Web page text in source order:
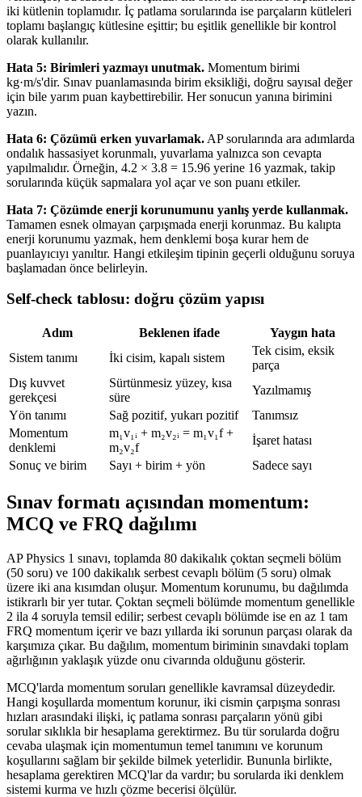
iki kütlenin toplamıdır. İç patlama sorularında ise parçaların kütleleri
toplamı başlangıç kütlesine eşittir; bu eşitlik genellikle bir kontrol
olarak kullanılır.
Hata 5: Birimleri yazmayı unutmak. Momentum birimi
kg·m/s'dir. Sınav puanlamasında birim eksikliği, doğru sayısal değer
için bile yarım puan kaybettirebilir. Her sonucun yanına birimini
yazın.
Hata 6: Çözümü erken yuvarlamak. AP sorularında ara adımlarda
ondalık hassasiyet korunmalı, yuvarlama yalnızca son cevapta
yapılmalıdır. Örneğin, 4.2 × 3.8 = 15.96 yerine 16 yazmak, takip
sorularında küçük sapmalara yol açar ve son puanı etkiler.
Hata 7: Çözümde enerji korunumunu yanlış yerde kullanmak.
Tamamen esnek olmayan çarpışmada enerji korunmaz. Bu kalıpta
enerji korunumu yazmak, hem denklemi boşa kurar hem de
puanlayıcıyı yanıltır. Hangi etkileşim tipinin geçerli olduğunu soruya
başlamadan önce belirleyin.
Self-check tablosu: doğru çözüm yapısı
Adım Beklenen ifade
Yaygın hata
Sistem tanımı
İki cisim, kapalı sistem
Tek cisim, eksik
parça
Dış kuvvet
gerekçesi
Sürtünmesiz yüzey, kısa
süre
Yazılmamış
Yön tanımı
Sağ pozitif, yukarı pozitif
Tanımsız
Momentum
denklemi
m₁v₁ᵢ + m₂v₂ᵢ = m₁v₁f +
m₂v₂f
İşaret hatası
Sonuç ve birim
Sayı + birim + yön Sadece sayı
Sınav formatı açısından momentum:
MCQ ve FRQ dağılımı
AP Physics 1 sınavı, toplamda 80 dakikalık çoktan seçmeli bölüm
(50 soru) ve 100 dakikalık serbest cevaplı bölüm (5 soru) olmak
üzere iki ana kısımdan oluşur. Momentum korunumu, bu dağılımda
istikrarlı bir yer tutar. Çoktan seçmeli bölümde momentum genellikle
2 ila 4 soruyla temsil edilir; serbest cevaplı bölümde ise en az 1 tam
FRQ momentum içerir ve bazı yıllarda iki sorunun parçası olarak da
karşımıza çıkar. Bu dağılım, momentum biriminin sınavdaki toplam
ağırlığının yaklaşık yüzde onu civarında olduğunu gösterir.
MCQ'larda momentum soruları genellikle kavramsal düzeydedir.
Hangi koşullarda momentum korunur, iki cismin çarpışma sonrası
hızları arasındaki ilişki, iç patlama sonrası parçaların yönü gibi
sorular sıklıkla bir hesaplama gerektirmez. Bu tür sorularda doğru
cevaba ulaşmak için momentumun temel tanımını ve korunum
koşullarını sağlam bir şekilde bilmek yeterlidir. Bununla birlikte,
hesaplama gerektiren MCQ'lar da vardır; bu sorularda iki denklem
sistemi kurma ve hızlı çözme becerisi ölçülür.